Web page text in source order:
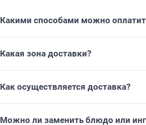
Какими способами можно
Какая зона доставки?
Как осуществляется доставка?
Можно ли заменить блюдо или